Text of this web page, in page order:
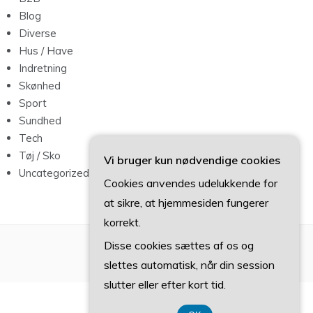
Blog
Diverse
Hus / Have
Indretning
Skønhed
Sport
Sundhed
Tech
Tøj / Sko
Uncategorized
Vi bruger kun nødvendige cookies
Cookies anvendes udelukkende for
at sikre, at hjemmesiden fungerer
korrekt.
Disse cookies sættes af os og
slettes automatisk, når din session
slutter eller efter kort tid.